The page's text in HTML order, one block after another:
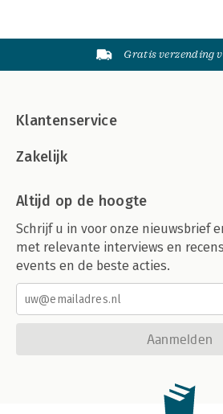
Gratis verzending
Klantenservice
Zakelijk
Altijd op de hoogte
Schrijf u in voor onze nieuwsbrief
met relevante interviews en
events en de beste acties.
Aanmelden